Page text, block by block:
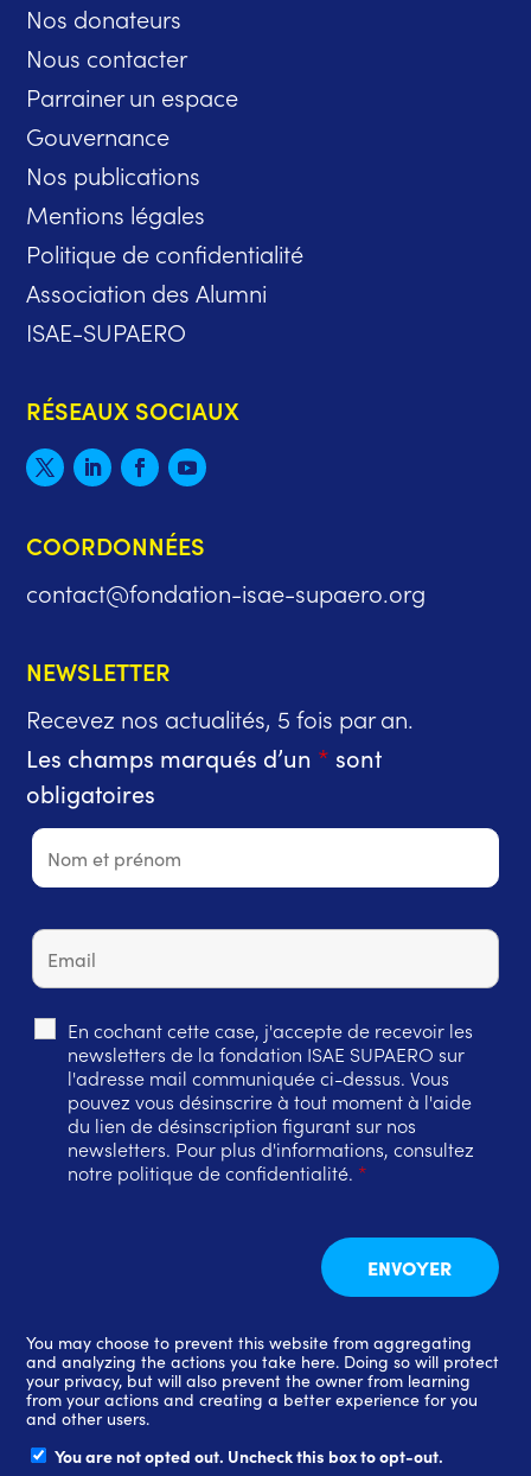
Nos donateurs
Nous contacter
Parrainer un espace
Gouvernance
Nos publications
Mentions légales
Politique de confidentialité
Association des Alumni
ISAE-SUPAERO
RÉSEAUX SOCIAUX
COORDONNÉES
contact@fondation-isae-supaero.org
NEWSLETTER
Recevez nos actualités, 5 fois par an.
Les champs marqués d’un * sont
obligatoires
En cochant cette case, j'accepte de recevoir les
newsletters de la fondation ISAE SUPAERO sur
l'adresse mail communiquée ci-dessus. Vous
pouvez vous désinscrire à tout moment à l'aide
du lien de désinscription figurant sur nos
newsletters. Pour plus d'informations, consultez
notre politique de confidentialité. *
You may choose to prevent this website from aggregating
and analyzing the actions you take here. Doing so will protect
your privacy, but will also prevent the owner from learning
from your actions and creating a better experience for you
and other users.
You are not opted out. Uncheck this box to opt-out.